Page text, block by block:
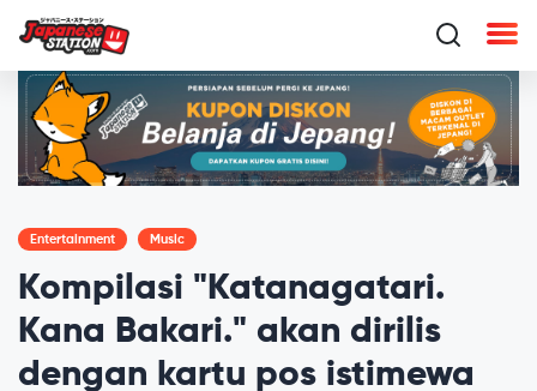
Entertainment Music
Kompilasi "Katanagatari.
Kana Bakari." akan dirilis
dengan kartu pos istimewa